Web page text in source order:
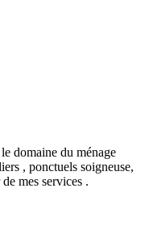
domaine du ménage
, ponctuels soigneuse,
mes services .